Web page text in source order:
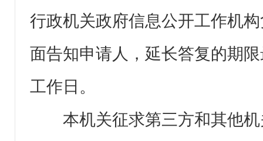
行政机关政府信息公开工作机
面告知申请人，延长答复的期
工作日。
本机关征求第三方和其他